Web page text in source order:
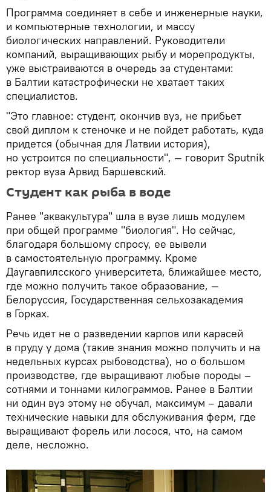
Программа соединяет в себе и инженерные науки,
и компьютерные технологии, и массу
биологических направлений. Руководители
компаний, выращивающих рыбу и морепродукты,
уже выстраиваются в очередь за студентами:
в Балтии катастрофически не хватает таких
специалистов.
"Это главное: студент, окончив вуз, не прибьет
свой диплом к стеночке и не пойдет работать, куда
придется (обычная для Латвии история),
но устроится по специальности", — говорит Sputnik
ректор вуза Арвид Баршевский.
Студент как рыба в воде
Ранее "аквакультура" шла в вузе лишь модулем
при общей программе "биология". Но сейчас,
благодаря большому спросу, ее вывели
в самостоятельную программу. Кроме
Даугавпилсского университета, ближайшее место,
где можно получить такое образование, —
Белоруссия, Государственная сельхозакадемия
в Горках.
Речь идет не о разведении карпов или карасей
в пруду у дома (такие знания можно получить и на
недельных курсах рыбоводства), но о большом
производстве, где выращивают любые породы –
сотнями и тоннами килограммов. Ранее в Балтии
ни один вуз этому не обучал, максимум – давали
технические навыки для обслуживания ферм, где
выращивают форель или лосося, что, на самом
деле, несложно.